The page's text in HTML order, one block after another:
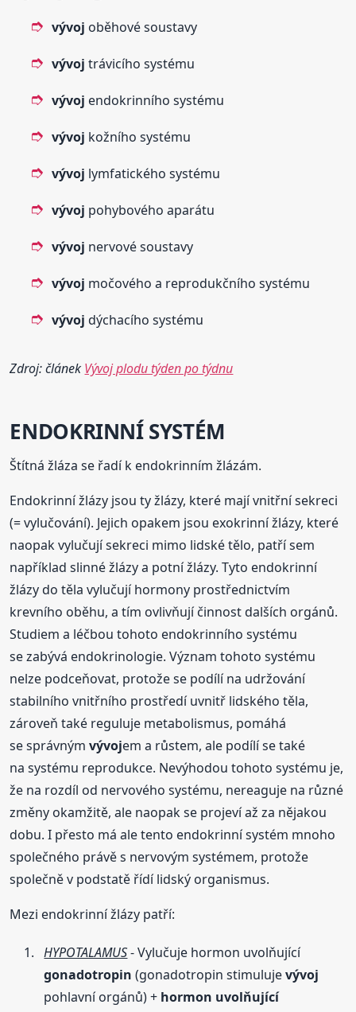
vývoj oběhové soustavy
vývoj trávicího systému
vývoj endokrinního systému
vývoj kožního systému
vývoj lymfatického systému
vývoj pohybového aparátu
vývoj nervové soustavy
vývoj močového a reprodukčního systému
vývoj dýchacího systému
Zdroj: článek Vývoj plodu týden po týdnu
ENDOKRINNÍ SYSTÉM
Štítná žláza se řadí k endokrinním žlázám.
Endokrinní žlázy jsou ty žlázy, které mají vnitřní sekreci
(= vylučování). Jejich opakem jsou exokrinní žlázy, které
naopak vylučují sekreci mimo lidské tělo, patří sem
například slinné žlázy a potní žlázy. Tyto endokrinní
žlázy do těla vylučují hormony prostřednictvím
krevního oběhu, a tím ovlivňují činnost dalších orgánů.
Studiem a léčbou tohoto endokrinního systému
se zabývá endokrinologie. Význam tohoto systému
nelze podceňovat, protože se podílí na udržování
stabilního vnitřního prostředí uvnitř lidského těla,
zároveň také reguluje metabolismus, pomáhá
se správnýmvývojem a růstem, ale podílí se také
na systému reprodukce. Nevýhodou tohoto systému je,
že na rozdíl od nervového systému, nereaguje na různé
změny okamžitě, ale naopak se projeví až za nějakou
dobu. I přesto má ale tento endokrinní systém mnoho
společného právě s nervovým systémem, protože
společně v podstatě řídí lidský organismus.
Mezi endokrinní žlázy patří:
HYPOTALAMUS- Vylučuje hormon uvolňující
gonadotropin (gonadotropin stimulujevývoj
pohlavní orgánů) + hormon uvolňující